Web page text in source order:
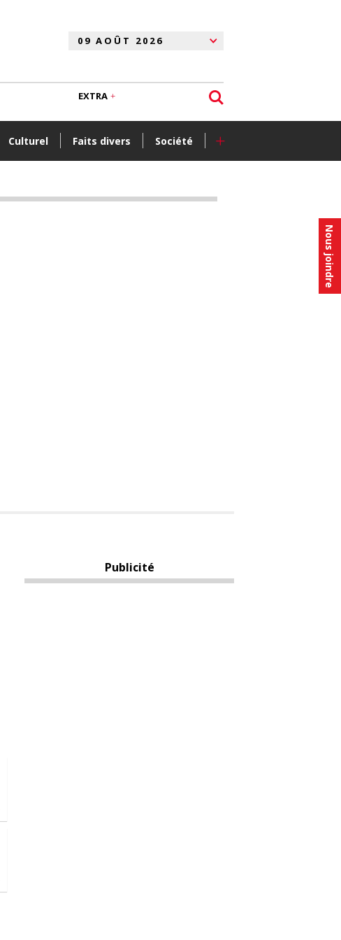
Nous joindre
Culturel Faits divers Société +
EXTRA
Publicité